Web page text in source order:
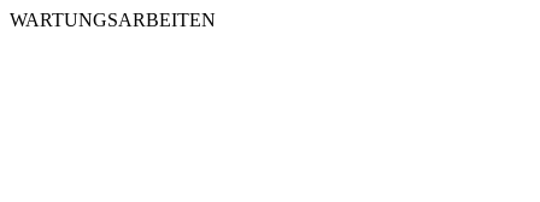
WARTUNGSARBEITEN